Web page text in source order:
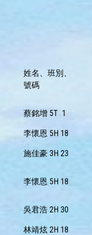
姓名、班別、
號碼
蔡銘增 5T 1
李懷恩 5H 18
施佳豪 3H 23
李懷恩 5H 18
吳君浩 2H 30
林靖炫 2H 18